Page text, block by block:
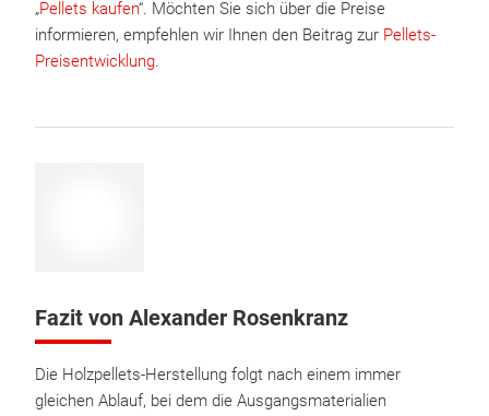
„Pellets kaufen“. Möchten Sie sich über die Preise
informieren, empfehlen wir Ihnen den Beitrag zur Pellets-
Preisentwicklung.
Fazit von Alexander Rosenkranz
Die Holzpellets-Herstellung folgt nach einem immer
gleichen Ablauf, bei dem die Ausgangsmaterialien